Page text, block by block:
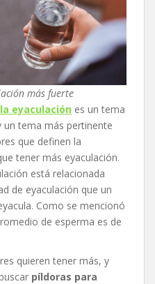
más fuerte
eyaculación es un tema
tema más pertinente
que definen la
tener más eyaculación.
está relacionada
de eyaculación que un
Como se mencionó
de esperma es de
quieren tener más, y
píldoras para